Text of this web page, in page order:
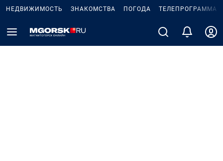
НЕДВИЖИМОСТЬ ЗНАКОМСТВА ПОГОДА ТЕЛЕПРОГРАММА